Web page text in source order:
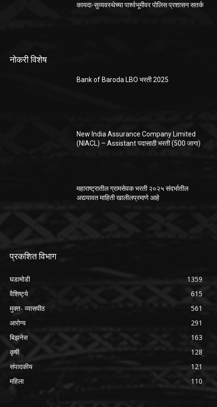
कायदा-सुव्यवस्थेच्या पार्श्वभूमीवर पोलिस प्रशासन सतर्क
नोकरी विशेष
Bank of Baroda LBO भरती 2025
New India Assurance Company Limited
(NIACL) – Assistant पदासाठी भरती (500 जागा)
महाराष्ट्रातील ग्रामसेवक भरती २०२५ संदर्भातील
अद्ययावत माहिती खालीलप्रमाणे आहे
प्रकशित विभाग
घडामोडी
1359
वैशिष्ट्ये
615
मुक्त- व्यासपीठ
561
आरोग्य
291
बिझनेस
163
कृषी
128
संपादकीय
121
महिला
110